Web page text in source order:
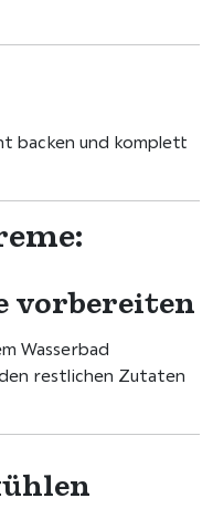
backen und komplett
vorbereiten
Wasserbad
den restlichen Zutaten